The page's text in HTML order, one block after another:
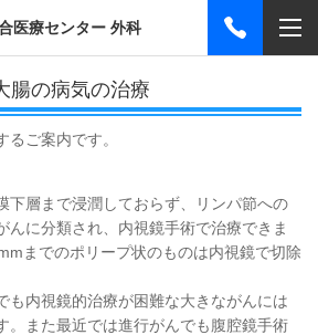
医療センター 外科
腸の病気の治療
ご案内です。
下層まで浸潤しておらず、リンパ節への
んに分類され、内視鏡手術で治療できま
までのポリープ状のものは内視鏡で切除
も内視鏡的治療が困難な大きながんには
。また最近では進行がんでも腹腔鏡手術